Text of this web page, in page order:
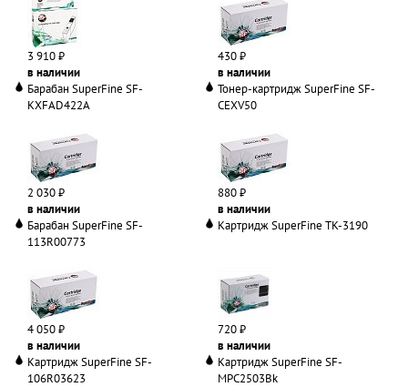
3 910 ₽
в наличии
430 ₽
в наличии
Барабан SuperFine SF-
KXFAD422A
2 030 ₽
в наличии
Тонер-картридж SuperFine SF-
CEXV50
880 ₽
в наличии
Барабан SuperFine SF-
113R00773
4 050 ₽
в наличии
Картридж SuperFine TK-3190
720 ₽
в наличии
Картридж SuperFine SF-
106R03623
Картридж SuperFine SF-
MPC2503Bk